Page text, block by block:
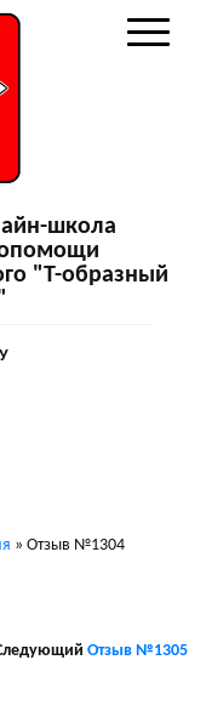
школа
"Т-образный
» Отзыв №1304
Отзыв №1305